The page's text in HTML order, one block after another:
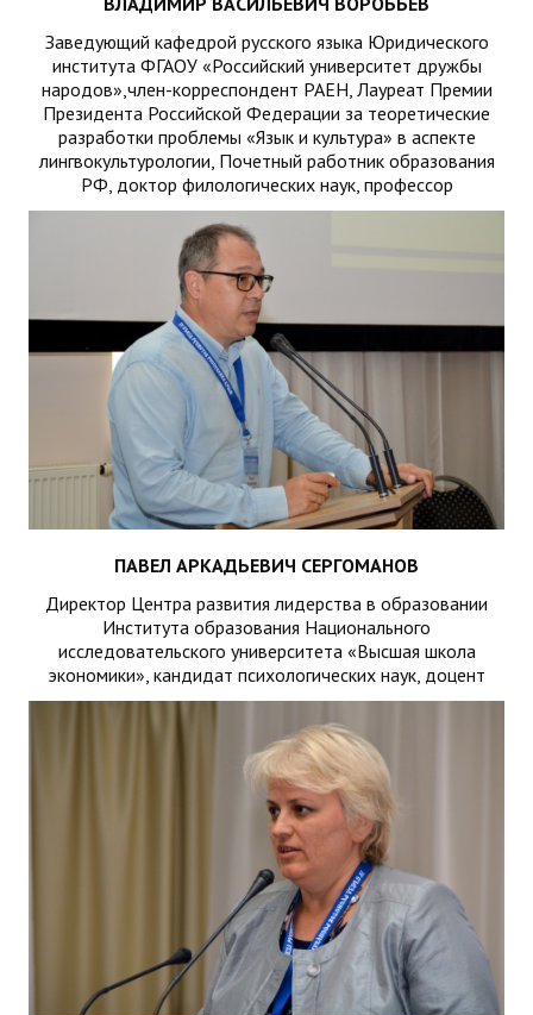
Заведующий кафедрой русского языка Юридического
института ФГАОУ «Российский университет дружбы
народов»,член-корреспондент РАЕН, Лауреат Премии
Президента Российской Федерации за теоретические
разработки проблемы «Язык и культура» в аспекте
лингвокультурологии, Почетный работник образования
РФ, доктор филологических наук, профессор
ПАВЕЛ АРКАДЬЕВИЧ СЕРГОМАНОВ
Директор Центра развития лидерства в образовании
Института образования Национального
исследовательского университета «Высшая школа
экономики», кандидат психологических наук, доцент